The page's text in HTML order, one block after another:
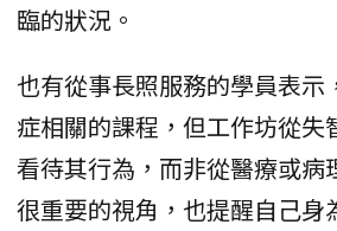
臨的狀況。
也有從事長照服務的學員表示
症相關的課程，但工作坊從失
看待其行為，而非從醫療或病
很重要的視角，也提醒自己身